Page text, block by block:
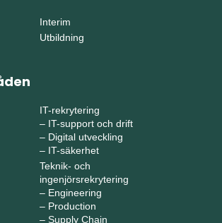
Interim
Utbildning
IT-rekrytering
– IT-support och drift
– Digital utveckling
– IT-säkerhet
Teknik- och
ingenjörsrekrytering
– Engineering
– Production
– Supply Chain